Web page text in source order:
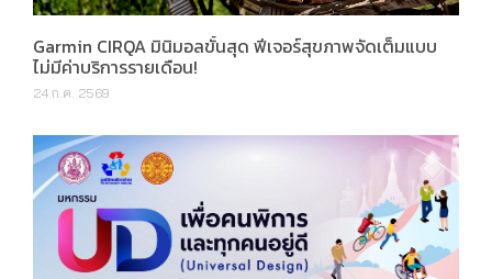
Garmin CIRQA มินิมอลขั้นสุด ฟีเจอร์สุขภาพจัดเต็มแบบ
ไม่มีค่าบริการรายเดือน!
24 ก.ค. 2569